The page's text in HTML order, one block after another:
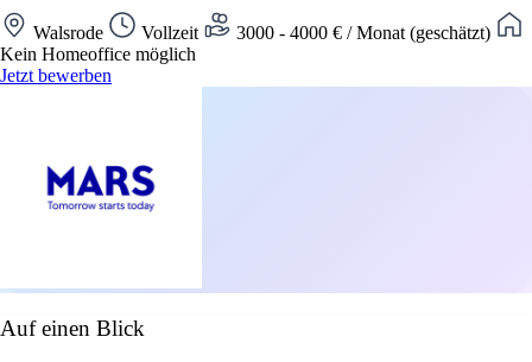
Walsrode Vollzeit
3000 - 4000 € / Monat (geschätzt)
Kein Homeoffice möglich
Jetzt bewerben
Auf einen Blick